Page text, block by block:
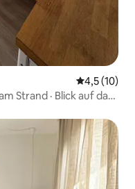
4,5 (10)
Strand · Blick auf das